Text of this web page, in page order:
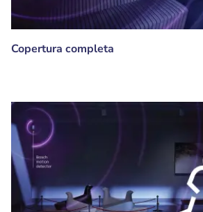
Copertura completa